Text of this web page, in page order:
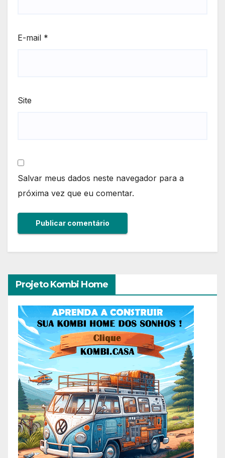
E-mail *
Site
Salvar meus dados neste navegador para a
próxima vez que eu comentar.
Projeto Kombi Home